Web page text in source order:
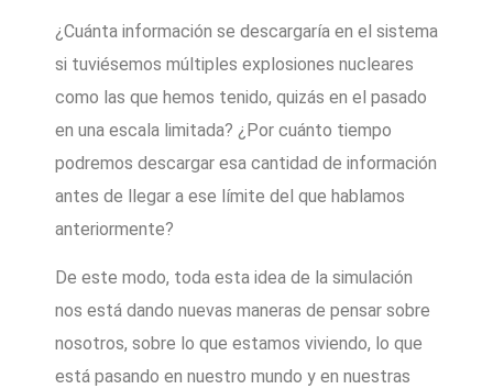
¿Cuánta información se descargaría en el sistema
si tuviésemos múltiples explosiones nucleares
como las que hemos tenido, quizás en el pasado
en una escala limitada? ¿Por cuánto tiempo
podremos descargar esa cantidad de información
antes de llegar a ese límite del que hablamos
anteriormente?
De este modo, toda esta idea de la simulación
nos está dando nuevas maneras de pensar sobre
nosotros, sobre lo que estamos viviendo, lo que
está pasando en nuestro mundo y en nuestras